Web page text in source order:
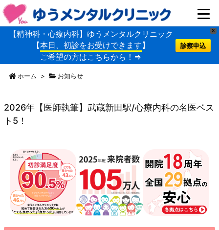
X
【精神科・心療内科】ゆうメンタルクリニック
【本日、初診をお受けできます】
ご希望の方はこちらから！⇒
診察申込
ホーム > お知らせ
2026年【医師執筆】武蔵新田駅/心療内科の名医ベス
ト5！